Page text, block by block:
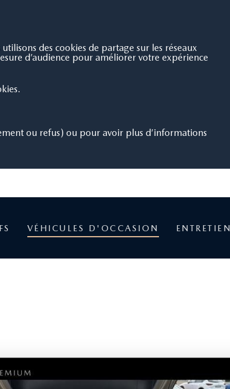
des cookies de partage sur les réseaux
d’audience pour améliorer votre expérience
ou refus) ou pour avoir plus d’informations
VÉHICULES D'OCCASION ENTRETIEN